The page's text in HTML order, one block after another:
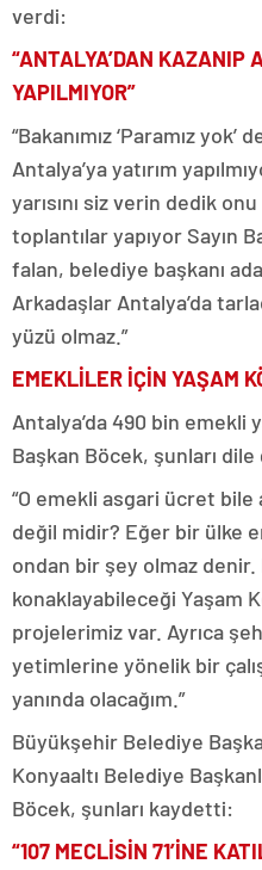
verdi:
“ANTALYA’DAN KAZANIP
YAPILMIYOR”
“Bakanımız ‘Paramız yok’
Antalya’ya yatırım
yarısını siz verin dedik
toplantılar yapıyor Sayın
falan, belediye başkanı
Arkadaşlar Antalya’da
yüzü olmaz.”
EMEKLİLER İÇİN YAŞAM
Antalya’da 490 bin emekli
Başkan Böcek, şunları
“O emekli asgari ücret bile
değil midir? Eğer bir ülke
ondan bir şey olmaz denir.
konaklayabileceği Yaşam
projelerimiz var. Ayrıca
yetimlerine yönelik bir
yanında olacağım.”
Büyükşehir Belediye
Konyaaltı Belediye
Böcek, şunları kaydetti:
“107 MECLİSİN 71’İNE